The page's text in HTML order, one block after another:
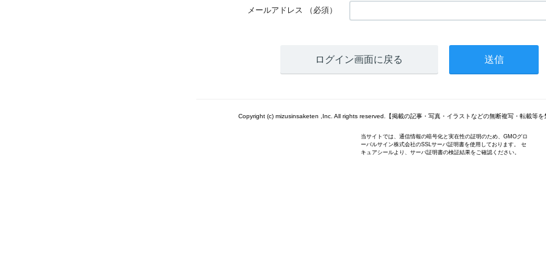
メールアドレス （必須）
ログイン画面に戻る
Copyright (c) mizusinsaketen ,Inc. All rights reserved.【掲載の記事・写真・イラストなどの無断複写・転載等を
当サイトでは、通信情報の暗号化と実在性の証明のため、GMOグロ
ーバルサイン株式会社のSSLサーバ証明書を使用しております。 セ
キュアシールより、サーバ証明書の検証結果をご確認ください。